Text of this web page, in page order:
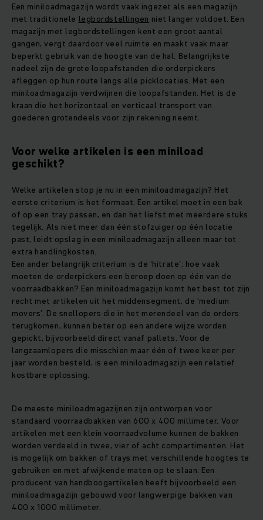
Een miniloadmagazijn wordt vaak ingezet als een magazijn
met traditionele legbordstellingen niet langer voldoet. Een
magazijn met legbordstellingen kent een groot aantal
gangen, vergt daardoor veel ruimte en maakt vaak maar
beperkt gebruik van de hoogte van de hal. Belangrijkste
nadeel zijn de grote loopafstanden die orderpickers
afleggen op hun route langs alle picklocaties. Met een
miniloadmagazijn verdwijnen die loopafstanden. Het is de
kraan die het horizontaal en verticaal transport van
goederen grotendeels voor zijn rekening neemt.
Voor welke artikelen is een miniload
geschikt?
Welke artikelen stop je nu in een miniloadmagazijn? Het
eerste criterium is het formaat. Een artikel moet in een bak
of op een tray passen, en dan het liefst met meerdere stuks
tegelijk. Als niet meer dan één stofzuiger op één locatie
past, leidt opslag in een miniloadmagazijn alleen maar tot
extra handlingkosten.
Een ander belangrijk criterium is de ‘hitrate’: hoe vaak
moeten de orderpickers een beroep doen op één van de
voorraadbakken? Een miniloadmagazijn komt het best tot zijn
recht met artikelen uit het middensegment, de ‘medium
movers’. De snellopers die in het merendeel van de orders
terugkomen, kunnen beter op een andere wijze worden
gepickt, bijvoorbeeld direct vanaf pallets. Voor de
langzaamlopers die misschien maar één of twee keer per
jaar worden besteld, is een miniloadmagazijn een relatief
kostbare oplossing.
De meeste miniloadmagazijnen zijn ontworpen voor
standaard voorraadbakken van 600 x 400 millimeter. Voor
artikelen met een klein voorraadvolume kunnen de bakken
worden verdeeld in twee, vier of acht compartimenten. Het
is mogelijk om bakken of trays met verschillende hoogtes te
gebruiken en met afwijkende maten op te slaan. Een
producent van handboogartikelen heeft bijvoorbeeld een
miniloadmagazijn gebouwd voor langwerpige bakken van
400 x 1000 millimeter.